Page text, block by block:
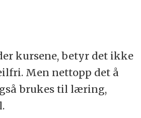
kursene, betyr det ikke
Men nettopp det å
brukes til læring,